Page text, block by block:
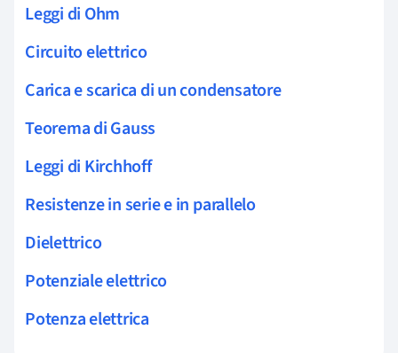
Leggi di Ohm
Circuito elettrico
Carica e scarica di un condensatore
Teorema di Gauss
Leggi di Kirchhoff
Resistenze in serie e in parallelo
Dielettrico
Potenziale elettrico
Potenza elettrica